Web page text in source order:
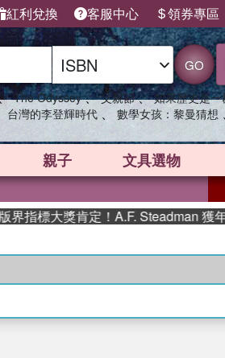
紅利兌換 客服中心 領券專區
GO
The Odyssey 、 父親節 、 如果歷史是一
台灣的李登輝時代 、 數學女孩：黎曼猜想 、
親子 文具選物
指標大獎肯定！A.F. Steadman 獲年